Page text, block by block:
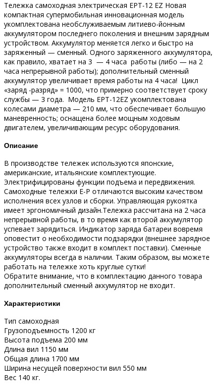
Тележка самоходная электричеcкая EPT-12 EZ Новая
компактная супермобильная инновационная модель
укомплектована необслуживаемым литиево-йонным
аккумулятором последнего поколения и внешним зарядным
устройством. Аккумулятор меняется легко и быстро на
заряженный — сменный. Одного заряженного аккумулятора,
как правило, хватает на 3 — 4 часа работы (либо — на 2
часа непрерывной работы); дополнительный сменный
аккумулятор увеличивает время работы на 4 часа! Цикл
«заряд -разряд» = 1000, что примерно соответствует сроку
службы — 3 года. Модель EPT-12EZ укомплектована
колесами диаметра — 210 мм, что обеспечивает большую
маневренность; оснащена более мощным ходовым
двигателем, увеличивающим ресурс оборудования.
Описание
В производстве тележек используются японские,
американские, итальянские комплектующие.
Электрифицированы функции подъема и передвижения.
Самоходные тележки E-P отличаются высоким качеством
исполнения всех узлов и сборки. Управляющая рукоятка
имеет эргономичный дизайн.Тележка рассчитана на 2 часа
непрерывной работы, в то время как второй аккумулятор
успевает зарядиться. Индикатор заряда батареи вовремя
оповестит о необходимости подзарядки (внешнее зарядное
устройство также входит в комплект поставки). Сменные
аккумуляторы всегда в наличии. Таким образом, вы можете
работать на тележке хоть круглые сутки!
Обратите внимание, что в комплектацию данного товара
дополнительный сменный аккумулятор не входит.
Характеристики
Тип самоходная
Грузоподъемность 1200 кг
Высота подъема 200 мм
Длина вил 1150 мм
Общая длина 1700 мм
Ширина несущей поверхности вил 550 мм
Вес 140 кг.